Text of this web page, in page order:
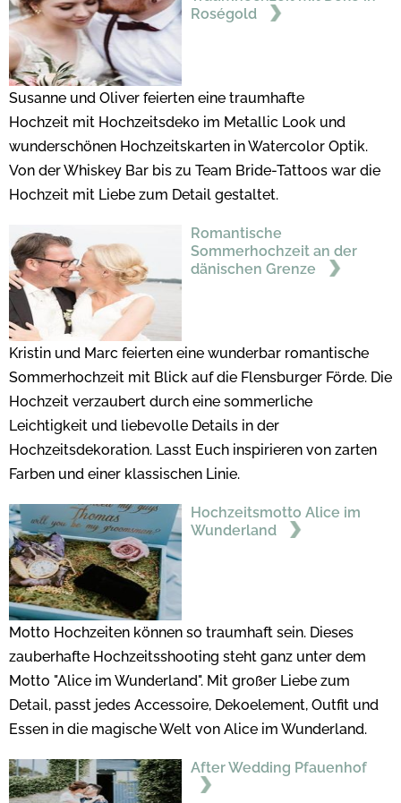
Roségold
Susanne und Oliver feierten eine traumhafte
Hochzeit mit Hochzeitsdeko im Metallic Look und
wunderschönen Hochzeitskarten in Watercolor Optik.
Von der Whiskey Bar bis zu Team Bride-Tattoos war die
Hochzeit mit Liebe zum Detail gestaltet.
Romantische
Sommerhochzeit an der
dänischen Grenze
Kristin und Marc feierten eine wunderbar romantische
Sommerhochzeit mit Blick auf die Flensburger Förde. Die
Hochzeit verzaubert durch eine sommerliche
Leichtigkeit und liebevolle Details in der
Hochzeitsdekoration. Lasst Euch inspirieren von zarten
Farben und einer klassischen Linie.
Hochzeitsmotto Alice im
Wunderland
Motto Hochzeiten können so traumhaft sein. Dieses
zauberhafte Hochzeitsshooting steht ganz unter dem
Motto "Alice im Wunderland". Mit großer Liebe zum
Detail, passt jedes Accessoire, Dekoelement, Outfit und
Essen in die magische Welt von Alice im Wunderland.
After Wedding Pfauenhof